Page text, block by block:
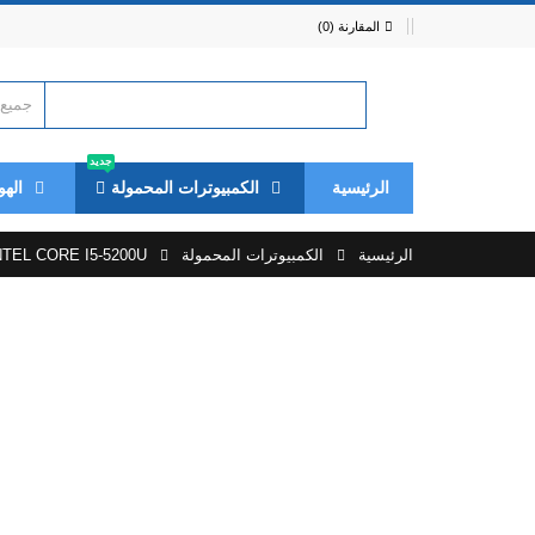
المقارنة (0)
الرئيسية الكمبيوترات المحمولة
جديد
الرئيسية الكمبيوترات المحمولة CORE I5-5200U